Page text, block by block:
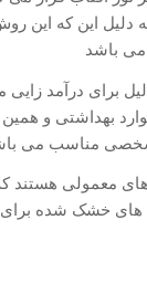
این که این
می باشد
برای درآمد
بهداشتی و
شخصی مناسب می
معمولی هستند
های خشک شده برای